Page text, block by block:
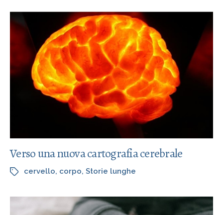
Verso una nuova cartografia cerebrale
cervello, corpo, Storie lunghe